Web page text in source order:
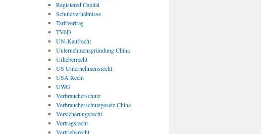
Registered Capital
Schuldverhältnisse
Tarifvertrag
TVöD
UN-Kaufrecht
Unternehmensgründung China
Urheberrecht
US Unternehmensrecht
USA Recht
UWG
Verbraucherschutz
Verbraucherschutzgesetz China
Versicherungsrecht
Vertragsrecht
Vertriebsrecht